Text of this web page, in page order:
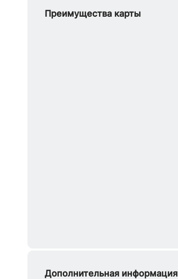
Преимущества карты
Дополнительная информация